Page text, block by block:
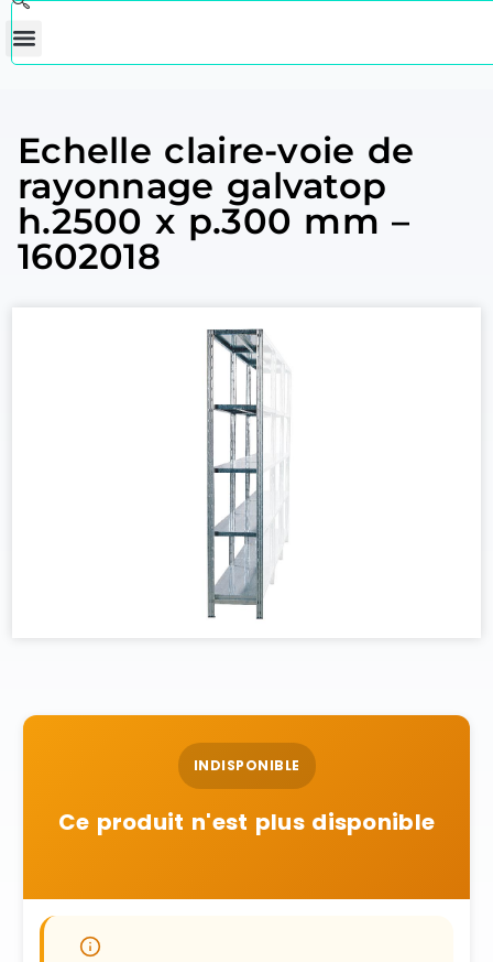
Echelle claire-voie de
rayonnage galvatop
h.2500 x p.300 mm –
1602018
INDISPONIBLE
Ce produit n'est plus disponible